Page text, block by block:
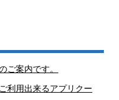
ご案内です。
利用出来るアプリクー